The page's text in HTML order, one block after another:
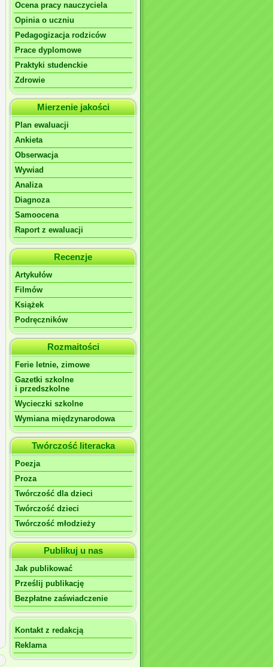
Ocena pracy nauczyciela
Opinia o uczniu
Pedagogizacja rodziców
Prace dyplomowe
Praktyki studenckie
Zdrowie
Mierzenie jakości
Plan ewaluacji
Ankieta
Obserwacja
Wywiad
Analiza
Diagnoza
Samoocena
Raport z ewaluacji
Recenzje
Artykułów
Filmów
Książek
Podręczników
Rozmaitości
Ferie letnie, zimowe
Gazetki szkolne
i przedszkolne
Wycieczki szkolne
Wymiana międzynarodowa
Twórczość literacka
Poezja
Proza
Twórczość dla dzieci
Twórczość dzieci
Twórczość młodzieży
Publikuj u nas
Jak publikować
Prześlij publikację
Bezpłatne zaświadczenie
Kontakt z redakcją
Reklama